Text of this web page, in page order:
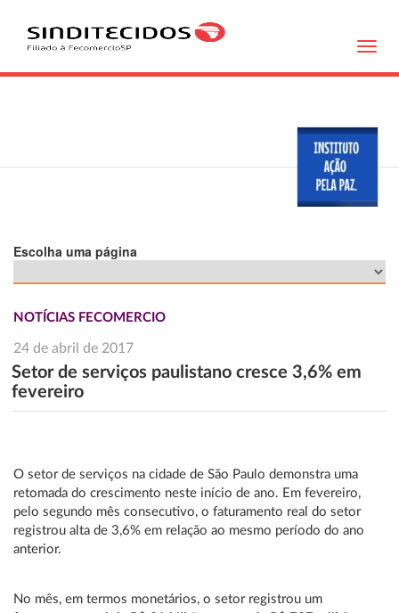
Escolha uma página
NOTÍCIAS FECOMERCIO
24 de abril de 2017
Setor de serviços paulistano cresce 3,6% em
fevereiro
O setor de serviços na cidade de São Paulo demonstra uma
retomada do crescimento neste início de ano. Em fevereiro,
pelo segundo mês consecutivo, o faturamento real do setor
registrou alta de 3,6% em relação ao mesmo período do ano
anterior.
No mês, em termos monetários, o setor registrou um